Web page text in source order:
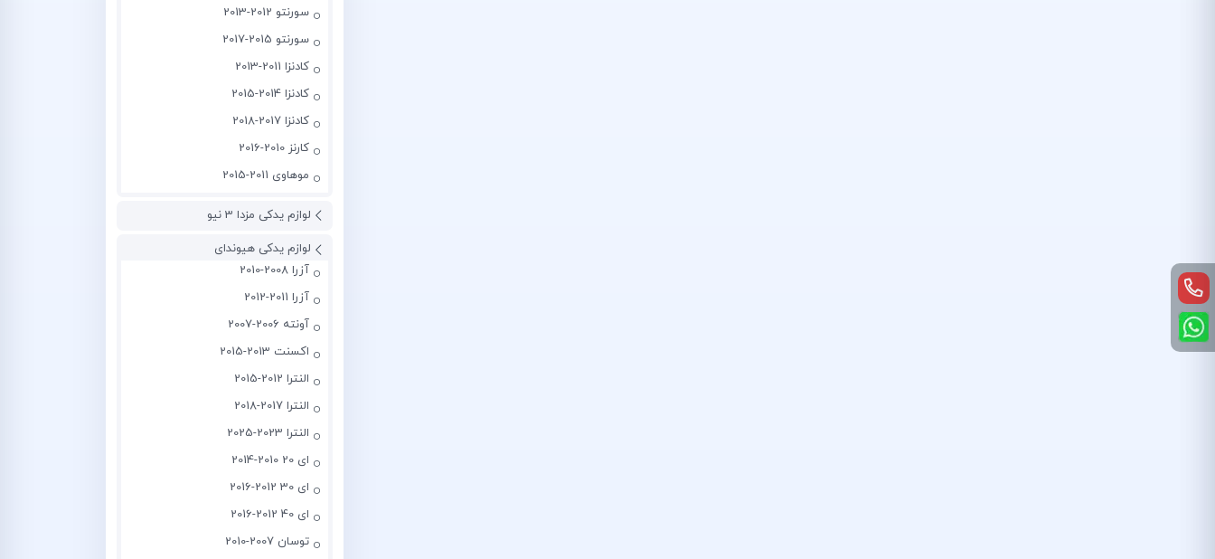
سورنتو 2012-2013
سورنتو 2015-2017
کادنزا 2011-2013
کادنزا 2014-2015
کادنزا 2017-2018
کارنز 2010-2016
موهاوی 2011-2015
لوازم یدکی مزدا 3 نیو
لوازم یدکی هیوندای
آزرا 2008-2010
آزرا 2011-2012
آونته 2006-2007
اکسنت 2013-2015
النترا 2012-2015
النترا 2017-2018
النترا 2023-2025
ای 20 2010-2014
ای 30 2012-2016
ای 40 2012-2016
توسان 2007-2010